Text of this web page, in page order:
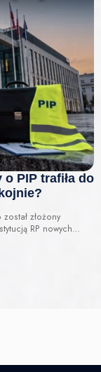
PIP trafiła do
złożony
RP nowych…